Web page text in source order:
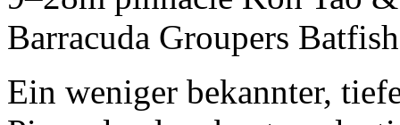
Barracuda Groupers Batfish
Ein weniger bekannter,